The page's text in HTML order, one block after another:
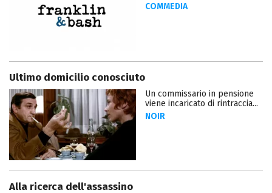
COMMEDIA
Ultimo domicilio conosciuto
Un commissario in pensione
viene incaricato di rintraccia...
NOIR
Alla ricerca dell'assassino